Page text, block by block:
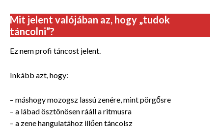
Mit jelent valójában az, hogy „tudok
táncolni”?
Ez nem profi táncost jelent.
Inkább azt, hogy:
– máshogy mozogsz lassú zenére, mint pörgősre
– a lábad ösztönösen rááll a ritmusra
– a zene hangulatához illően táncolsz